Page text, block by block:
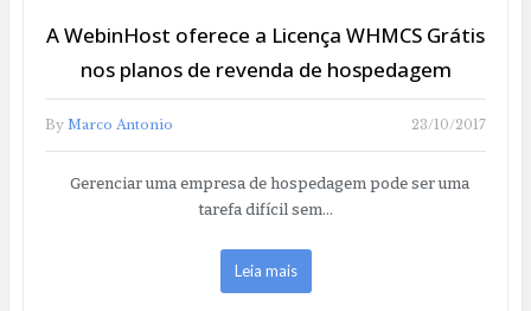
A WebinHost oferece a Licença WHMCS Grátis
nos planos de revenda de hospedagem
By Marco Antonio 23/10/2017
Gerenciar uma empresa de hospedagem pode ser uma
tarefa difícil sem…
Leia mais